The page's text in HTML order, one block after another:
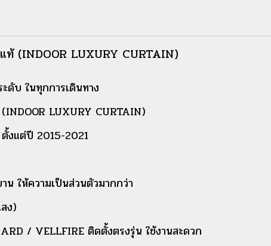
ท้ (INDOOR LUXURY CURTAIN)
ดับ ในทุกการเดินทาง
LUXURY CURTAIN)
งแต่ปี 2015-2021
น ให้ความเป็นส่วนตัวมากกว่า
ง)
/ VELLFIRE ติดตั้งตรงรุ่น ใช้งานสะดวก